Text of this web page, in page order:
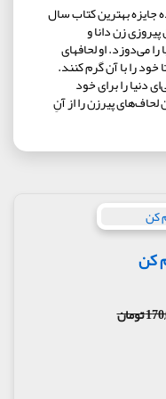
بهترین کتاب سال
پیروزی زن دانا و
می‌دوزد. او لحافهای
خود را با آن گرم کنند.
دنیا را برای خود
پیرزن را از آنِ
کن
تومان